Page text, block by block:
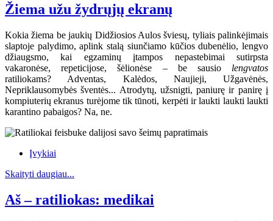
Žiema užu žydrųjų ekranų
Kokia žiema be jaukių Didžiosios Aulos šviesų, tyliais palinkėjimais
slaptoje palydimo, aplink stalą siunčiamo kūčios dubenėlio, lengvo
džiaugsmo, kai egzaminų įtampos nepastebimai sutirpsta
vakaronėse, repeticijose, šėlionėse – be sausio lengvatos
ratiliokams? Adventas, Kalėdos, Naujieji, Užgavėnės,
Nepriklausomybės šventės... Atrodytų, užsnigti, paniurę ir panirę į
kompiuterių ekranus turėjome tik tūnoti, kerpėti ir laukti laukti laukti
karantino pabaigos? Na, ne.
Įvykiai
Skaityti daugiau...
Aš – ratiliokas: medikai